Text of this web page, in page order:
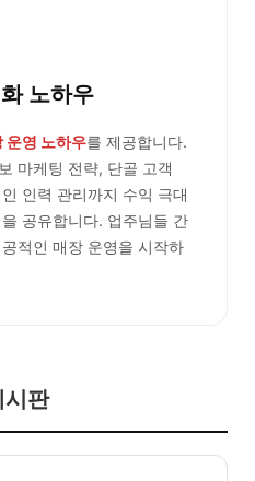
노하우
운영 노하우를 제공합니다.
마케팅 전략, 단골 고객
인력 관리까지 수익 극대
공유합니다. 업주님들 간
적인 매장 운영을 시작하
시판